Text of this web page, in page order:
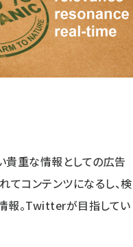
貴重な情報としての広告
てコンテンツになるし、検
報。Twitterが目指してい